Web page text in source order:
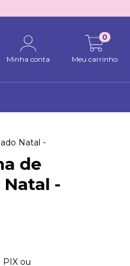
Minha conta Meu carrinho
0
Natal -
de
Natal -
ou